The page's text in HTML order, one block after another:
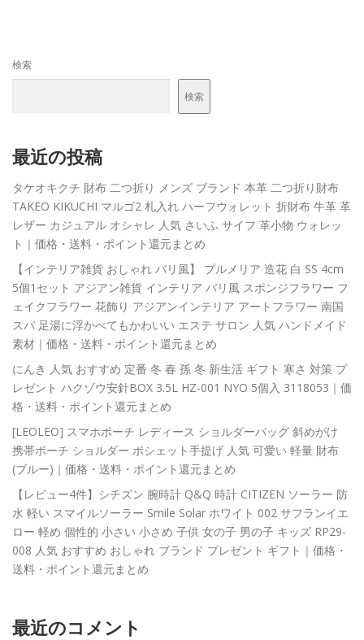
検索
検索
最近の投稿
タケオキクチ 財布 二つ折り メンズ ブランド 本革 二つ折り財布
TAKEO KIKUCHI マルゴ2 札入れ ハーフウォレット 折財布 牛革 革
レザー カジュアル オシャレ 人気 さいふ サイフ 革小物 ウォレッ
ト｜価格・送料・ポイント還元まとめ
【インテリア雑貨 おしゃれ バリ風】 プルメリア 造花 白 SS 4cm
5個1セット アジアン雑貨 インテリア バリ風 スポンジフラワー フ
ェイクフラワー 花飾り アジアンインテリア アートフラワー 南国
スパ 足湯に浮かべてもかわいい エステ サロン 人気 ハンドメイド
素材｜価格・送料・ポイント還元まとめ
にんき 人気 おすすめ 定番 冬 春 孫 冬 新生活 ギフト 寒さ 対策 プ
レゼント ハクゾウ安針BOX 3.5L HZ-001 NYO 5個入 3118053｜価
格・送料・ポイント還元まとめ
[LEOLEO] スマホポーチ レディース ショルダーバッグ 斜めがけ
携帯ポーチ ショルダー ポシェット手提げ 人気 可愛い 軽量 財布
(ブルー)｜価格・送料・ポイント還元まとめ
【レビュー4件】シチズン 腕時計 Q&Q 時計 CITIZEN ソーラー 防
水 軽い スマイルソーラー Smile Solar ホワイト 002 サフランイエ
ロー 軽め 個性的 小さい 小さめ 子供 女の子 男の子 キッズ RP29-
008 人気 おすすめ おしゃれ ブランド プレゼント ギフト｜価格・
送料・ポイント還元まとめ
最近のコメント